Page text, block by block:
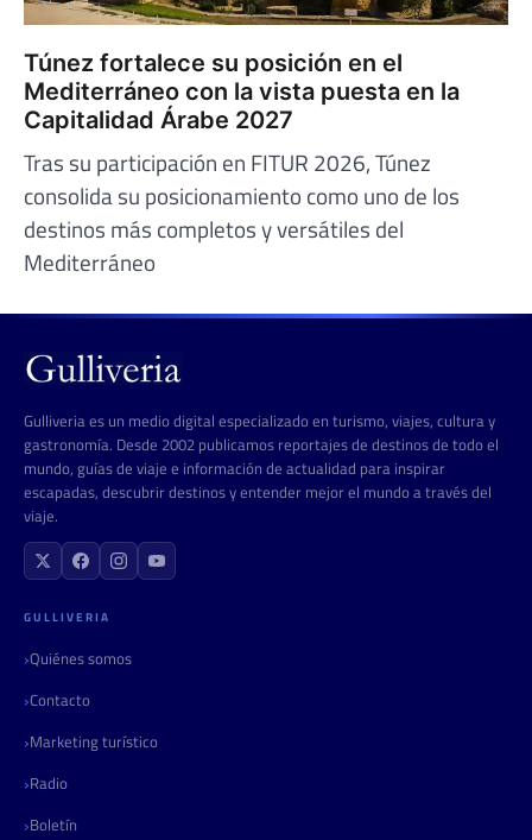
Túnez fortalece su posición en el
Mediterráneo con la vista puesta en la
Capitalidad Árabe 2027
Tras su participación en FITUR 2026, Túnez
consolida su posicionamiento como uno de los
destinos más completos y versátiles del
Mediterráneo
Gulliveria es un medio digital especializado en turismo, viajes, cultura y
gastronomía. Desde 2002 publicamos reportajes de destinos de todo el
mundo, guías de viaje e información de actualidad para inspirar
escapadas, descubrir destinos y entender mejor el mundo a través del
viaje.
GULLIVERIA
Quiénes somos
Contacto
Marketing turístico
Radio
Boletín